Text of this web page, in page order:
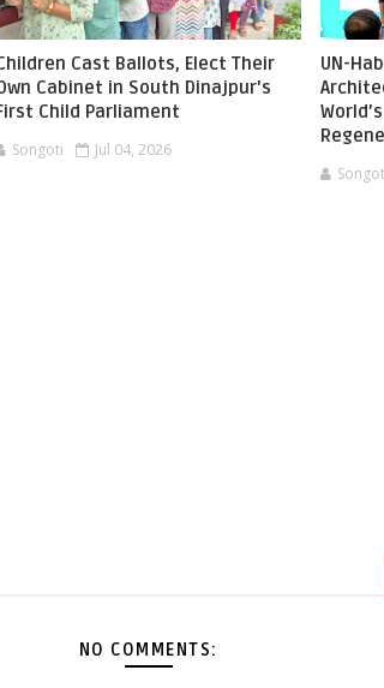
Cast Ballots, Elect Their
Cabinet in South Dinajpur's
Child Parliament
Songoti Jul 04, 2026
UN-
NO COMMENTS: